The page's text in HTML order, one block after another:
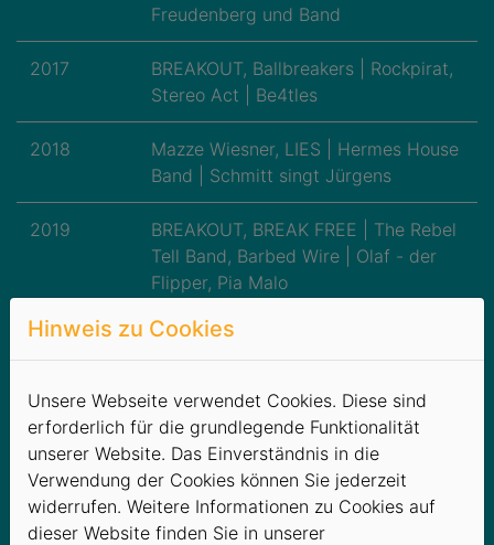
Freudenberg und Band
2017
BREAKOUT, Ballbreakers | Rockpirat,
Stereo Act | Be4tles
2018
Mazze Wiesner, LIES | Hermes House
Band | Schmitt singt Jürgens
2019
BREAKOUT, BREAK FREE | The Rebel
Tell Band, Barbed Wire | Olaf - der
Flipper, Pia Malo
2020+2021 Ausfall aufgrund Corona-Krise
2022
Remode, KISS Forever Band | The
Rebel Tell Band, Rockpirat | Linda
Hesse
2023
Right now | MerQury, Disco Dice |
Anthony Weihs
Hinweis zu Cookies
Unsere Webseite verwendet Cookies. Diese sind
erforderlich für die grundlegende Funktionalität
unserer Website. Das Einverständnis in die
Verwendung der Cookies können Sie jederzeit
widerrufen. Weitere Informationen zu Cookies auf
dieser Website finden Sie in unserer